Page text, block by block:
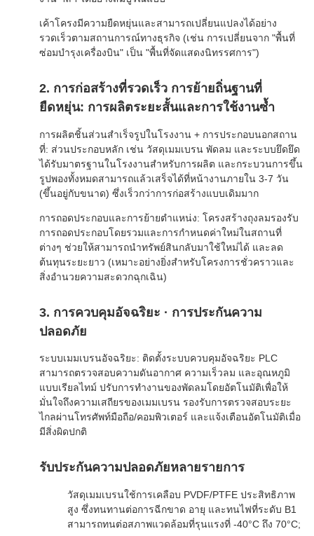
เค้าโครงมีความยืดหยุ่นและสามารถเปลี่ยนแปลงได้อย่าง
รวดเร็วตามสถานการณ์ทางธุรกิจ (เช่น การเปลี่ยนจาก "พื้นที่
ซ่อมบำรุงเครื่องบิน" เป็น "พื้นที่จัดแสดงนิทรรศการ")
2. การก่อสร้างที่รวดเร็ว การย้ายถิ่นฐานที่
ยืดหยุ่น: การผลิตระยะสั้นและการใช้งานซ้ำ
การผลิตชิ้นส่วนสำเร็จรูปในโรงงาน + การประกอบนอกสถาน
ที่: ส่วนประกอบหลัก เช่น วัสดุเมมเบรน พัดลม และระบบยึดยึด
ได้รับมาตรฐานในโรงงานสำหรับการผลิต และกระบวนการขึ้น
รูปพองทั้งหมดสามารถแล้วเสร็จได้ที่หน้างานภายใน 3-7 วัน
(ขึ้นอยู่กับขนาด) ซึ่งเร็วกว่าการก่อสร้างแบบเดิมมาก
การถอดประกอบและการย้ายตำแหน่ง: โครงสร้างถุงลมรองรับ
การถอดประกอบโดยรวมและการกำหนดค่าใหม่ในสถานที่
ต่างๆ ช่วยให้สามารถนำทรัพย์สินกลับมาใช้ใหม่ได้ และลด
ต้นทุนระยะยาว (เหมาะอย่างยิ่งสำหรับโครงการชั่วคราวและ
สิ่งอำนวยความสะดวกฉุกเฉิน)
3. การควบคุมอัจฉริยะ · การประกันความ
ปลอดภัย
ระบบเมมเบรนอัจฉริยะ: ติดตั้งระบบควบคุมอัจฉริยะ PLC
สามารถตรวจสอบความดันอากาศ ความเร็วลม และอุณหภูมิ
แบบเรียลไทม์ ปรับการทำงานของพัดลมโดยอัตโนมัติเพื่อให้
มั่นใจถึงความเสถียรของเมมเบรน รองรับการตรวจสอบระยะ
ไกลผ่านโทรศัพท์มือถือ/คอมพิวเตอร์ และแจ้งเตือนอัตโนมัติเมื่อ
มีสิ่งผิดปกติ
รับประกันความปลอดภัยหลายรายการ
วัสดุเมมเบรนใช้การเคลือบ PVDF/PTFE ประสิทธิภาพ
สูง ซึ่งทนทานต่อการฉีกขาด อายุ และทนไฟที่ระดับ B1
สามารถทนต่อสภาพแวดล้อมที่รุนแรงที่ -40°C ถึง 70°C;